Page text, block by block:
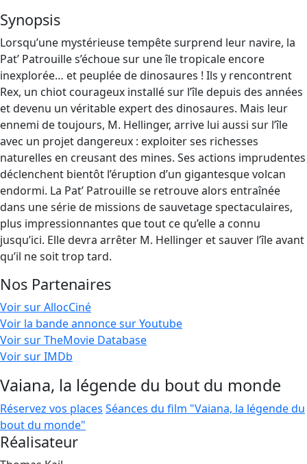
Synopsis
Lorsqu’une mystérieuse tempête surprend leur navire, la
Pat’ Patrouille s’échoue sur une île tropicale encore
inexplorée… et peuplée de dinosaures ! Ils y rencontrent
Rex, un chiot courageux installé sur l’île depuis des années
et devenu un véritable expert des dinosaures. Mais leur
ennemi de toujours, M. Hellinger, arrive lui aussi sur l’île
avec un projet dangereux : exploiter ses richesses
naturelles en creusant des mines. Ses actions imprudentes
déclenchent bientôt l’éruption d’un gigantesque volcan
endormi. La Pat’ Patrouille se retrouve alors entraînée
dans une série de missions de sauvetage spectaculaires,
plus impressionnantes que tout ce qu’elle a connu
jusqu’ici. Elle devra arrêter M. Hellinger et sauver l’île avant
qu’il ne soit trop tard.
Nos Partenaires
Voir sur AllocCiné
Voir la bande annonce sur Youtube
Voir sur TheMovie Database
Voir sur IMDb
Vaiana, la légende du bout du monde
Réservez vos places Séances du film "Vaiana, la légende du
bout du monde"
Réalisateur